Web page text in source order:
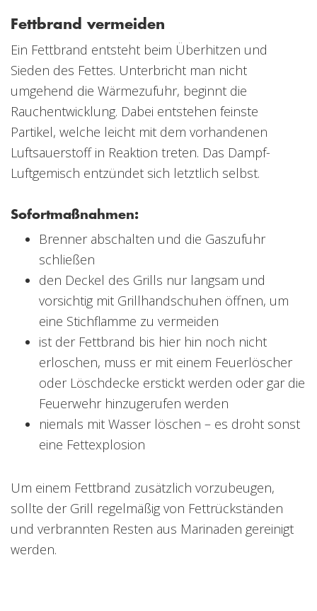
Fettbrand vermeiden
Ein Fettbrand entsteht beim Überhitzen und
Sieden des Fettes. Unterbricht man nicht
umgehend die Wärmezufuhr, beginnt die
Rauchentwicklung. Dabei entstehen feinste
Partikel, welche leicht mit dem vorhandenen
Luftsauerstoff in Reaktion treten. Das Dampf-
Luftgemisch entzündet sich letztlich selbst.
Sofortmaßnahmen:
Brenner abschalten und die Gaszufuhr
schließen
den Deckel des Grills nur langsam und
vorsichtig mit Grillhandschuhen öffnen, um
eine Stichflamme zu vermeiden
ist der Fettbrand bis hier hin noch nicht
erloschen, muss er mit einem Feuerlöscher
oder Löschdecke erstickt werden oder gar die
Feuerwehr hinzugerufen werden
niemals mit Wasser löschen – es droht sonst
eine Fettexplosion
Um einem Fettbrand zusätzlich vorzubeugen,
sollte der Grill regelmäßig von Fettrückständen
und verbrannten Resten aus Marinaden gereinigt
werden.